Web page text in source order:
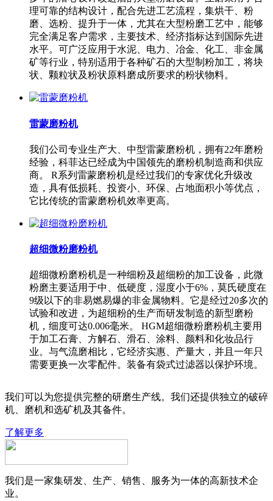
理可靠的结构设计，配合先进工艺流程，集烘干、粉
磨、选粉、提升于一体，尤其在大型粉磨工艺中，能够
完全满足客户需求，主要技术、经济指标达到国际先进
水平。可广泛应用于水泥、电力、冶金、化工、非金属
矿等行业，特别适用于各种矿石的大型制粉加工，将块
状、颗粒状及粉状原料磨成所要求的粉状物料。
雷蒙磨粉机
我们公司专业生产大、中型雷蒙磨粉机，拥有22年磨粉
经验，科菲达已经成为中国领先的磨粉机制造商和供应
商。 R系列雷蒙磨粉机是经过我们的专家优化升级改
造，具有低损耗、投资小、环保、占地面积小等优点，
它比传统的雷蒙磨粉机效率更高。
超细微粉磨粉机
超细微粉磨粉机是一种细粉及超细粉的加工设备，此微
粉磨主要适用于中、低硬度，湿度小于6%，莫氏硬度在
9级以下的非易燃易爆的非金属物料。它是经过20多次的
试验和改进，为超细粉的生产而研发制造的新型磨粉
机，细度可达0.006毫米。 HGM超细微粉磨粉机主要用
于加工石膏、方解石、滑石、涂料、颜料和化妆品行
业。与气流磨相比，它经济实惠、产量大，并且一年只
需要更换一次零配件。装备有袋式过滤器以保护环境。
我们可以为您提供完整的研磨生产线。我们还提供独立的破碎
机、磨机和选矿机及其备件。
了解更多
我们是一家集研发、生产、销售、服务为一体的高新技术企
业。